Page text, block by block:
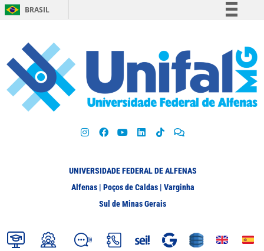
BRASIL
Participe
Acesso à informação
Legislação
UNIVERSIDADE FEDERAL DE ALFENAS
Alfenas | Poços de Caldas | Varginha
Sul de Minas Gerais